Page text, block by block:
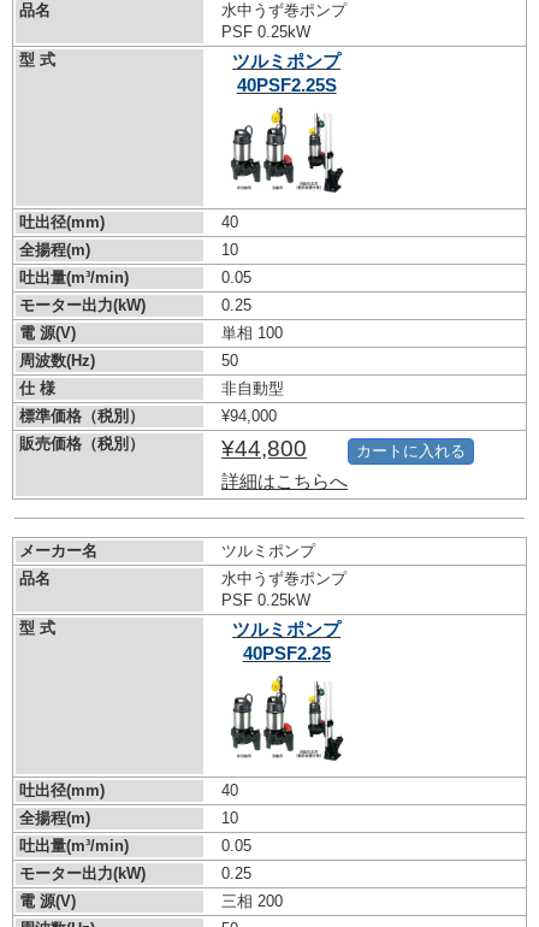
品名
水中うず巻ポンプ
PSF 0.25kW
型 式
ツルミポンプ
40PSF2.25S
吐出径(mm)
40
全揚程(m)
10
吐出量(m³/min)
0.05
モーター出力(kW)
0.25
電 源(V)
単相 100
周波数(Hz)
50
仕 様
非自動型
標準価格（税別）
¥94,000
販売価格（税別）
¥44,800
詳細はこちらへ
カートに入れる
メーカー名
ツルミポンプ
品名
水中うず巻ポンプ
PSF 0.25kW
型 式
ツルミポンプ
40PSF2.25
吐出径(mm)
40
全揚程(m)
10
吐出量(m³/min)
0.05
モーター出力(kW)
0.25
電 源(V)
三相 200